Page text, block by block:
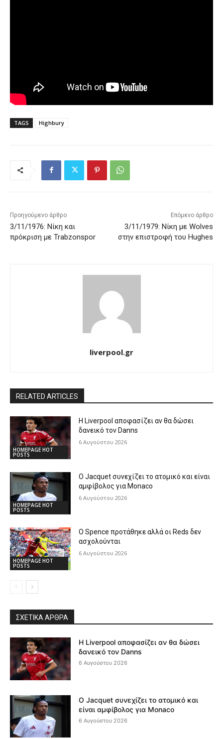
TAGS Highbury
Προηγούμενο άρθρο
3/11/1976: Νίκη και
πρόκριση με Trabzonspor
Επόμενο άρθρο
3/11/1979: Νίκη με Wolves
στην επιστροφή του Hughes
liverpool.gr
RELATED ARTICLES
HOMEPAGE HOT
POSTS
Η Liverpool αποφασίζει αν θα δώσει
δανεικό τον Danns
6 Αυγούστου 2026
HOMEPAGE HOT
POSTS
Ο Jacquet συνεχίζει το ατομικό και είναι
αμφίβολος για Monaco
6 Αυγούστου 2026
HOMEPAGE HOT
POSTS
Ο Spence προτάθηκε αλλά οι Reds δεν
ασχολούνται
6 Αυγούστου 2026
ΣΧΕΤΙΚΆ ΆΡΘΡΑ
Η Liverpool αποφασίζει αν θα δώσει
δανεικό τον Danns
6 Αυγούστου 2026
Ο Jacquet συνεχίζει το ατομικό και
είναι αμφίβολος για Monaco
6 Αυγούστου 2026